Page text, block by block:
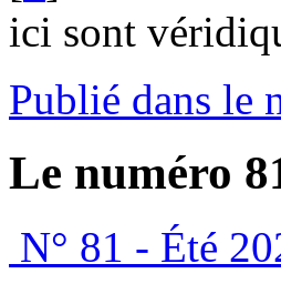
ici sont
Publié dans le
Le numéro
N° 81 - Été